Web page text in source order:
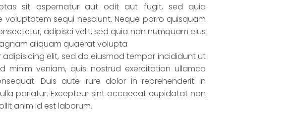
sit aspernatur aut odit aut fugit, sed quia
sequi nesciunt. Neque porro quisquam
adipisci velit, sed quia non numquam eius
aliquam quaerat volupta
elit, sed do eiusmod tempor incididunt ut
veniam, quis nostrud exercitation ullamco
Duis aute irure dolor in reprehenderit in
pariatur. Excepteur sint occaecat cupidatat non
anim id est laborum.